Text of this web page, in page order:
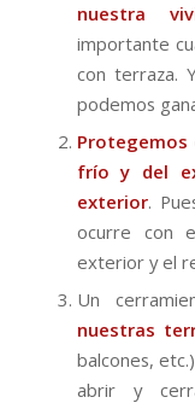
nuestra
importante
con terraza.
podemos
frío y del
exterior.
ocurre con
exterior y el
Un
nuestras
balcones,
abrir y